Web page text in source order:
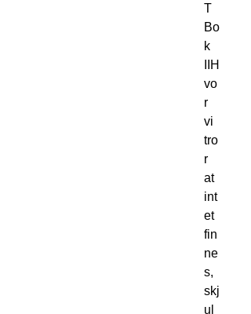
T
Bo
k
IIH
vo
r
vi
tro
r
at
int
et
fin
ne
s,
skj
ul